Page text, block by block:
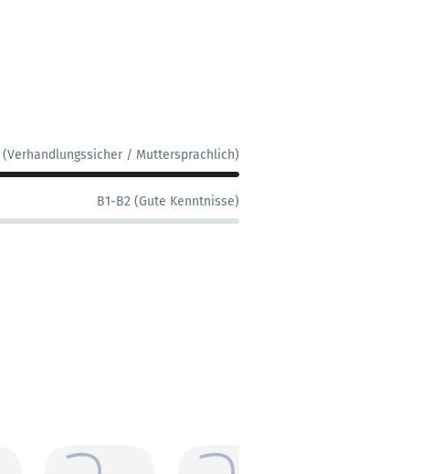
(Verhandlungssicher / Muttersprachlich)
B1-B2 (Gute Kenntnisse)